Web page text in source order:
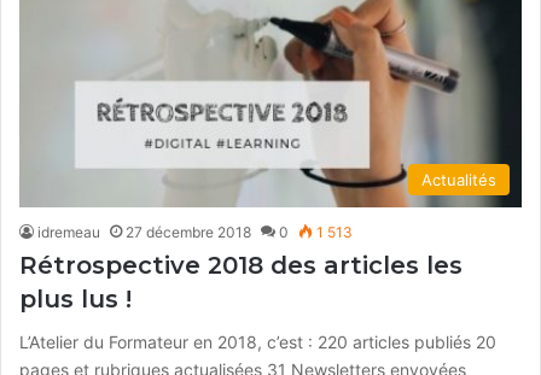
Actualités
idremeau 27 décembre 2018 0 1 513
Rétrospective 2018 des articles les
plus lus !
L’Atelier du Formateur en 2018, c’est : 220 articles publiés 20
pages et rubriques actualisées 31 Newsletters envoyées